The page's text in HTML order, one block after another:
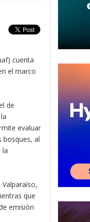
cuenta
el marco
de
evaluar
bosques, al
la
que
emisión